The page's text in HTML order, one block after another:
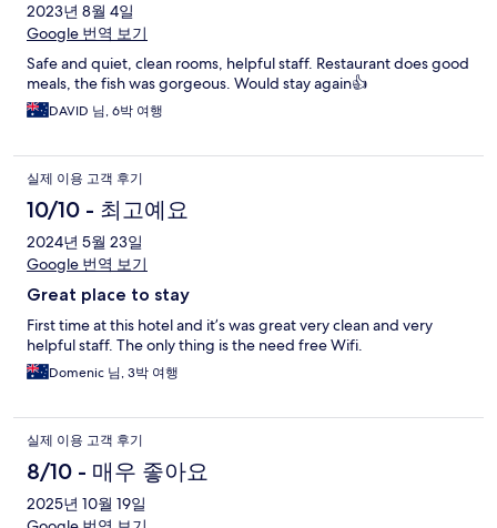
2023년 8월 4일
Google 번역 보기
Safe and quiet, clean rooms, helpful staff. Restaurant does good
meals, the fish was gorgeous. Would stay again👍
DAVID 님, 6박 여행
실제 이용 고객 후기
10/10 - 최고예요
2024년 5월 23일
Google 번역 보기
Great place to stay
First time at this hotel and it’s was great very clean and very
helpful staff. The only thing is the need free Wifi.
Domenic 님, 3박 여행
실제 이용 고객 후기
8/10 - 매우 좋아요
2025년 10월 19일